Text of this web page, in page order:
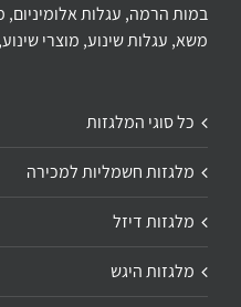
במות הרמה, עגלות אלומיניום,
משא, עגלות שינוע, מוצרי
כל סוגי המלגזות
מלגזות חשמליות למכירה
מלגזות דיזל
מלגזות היגש